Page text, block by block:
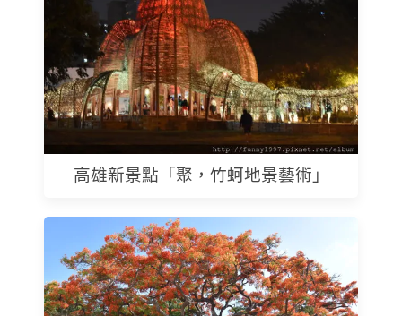
高雄新景點「聚，竹蚵地景藝術」